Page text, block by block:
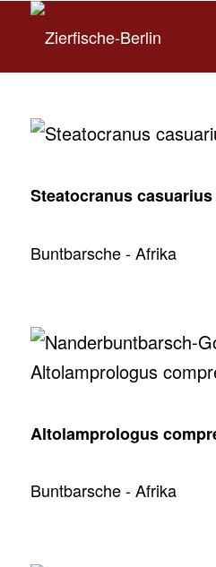
Steatocranus casuarius
Buntbarsche - Afrika
Altolamprologus
Buntbarsche - Afrika